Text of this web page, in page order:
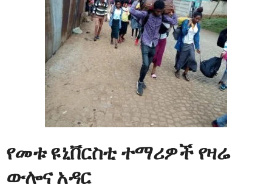
የመቱ ዩኒቨርስቲ ተማሪዎች የዛሬ
ውሎና አዳር